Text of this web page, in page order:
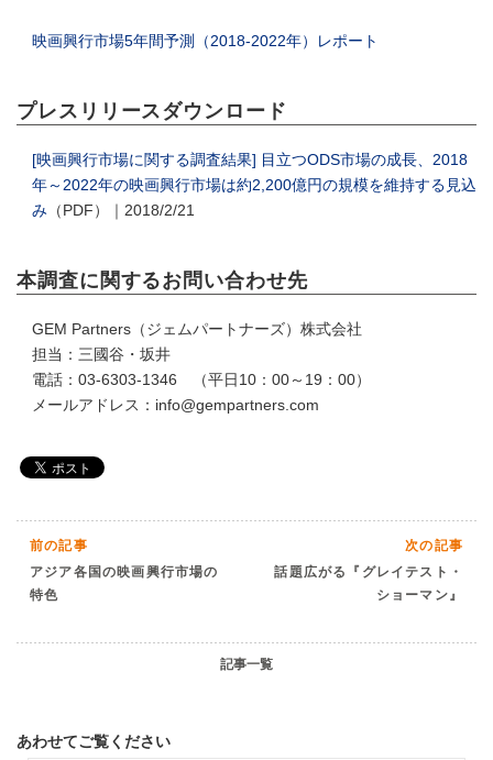
映画興行市場5年間予測（2018-2022年）レポート
プレスリリースダウンロード
[映画興行市場に関する調査結果] 目立つODS市場の成長、2018
年～2022年の映画興行市場は約2,200億円の規模を維持する見込
み （PDF）｜2018/2/21
本調査に関するお問い合わせ先
GEM Partners（ジェムパートナーズ）株式会社
担当：三國谷・坂井
電話：03-6303-1346 （平日10：00～19：00）
メールアドレス：info@gempartners.com
前の記事
アジア各国の映画興行市場の
特色
次の記事
話題広がる『グレイテスト・
ショーマン』
記事一覧
あわせてご覧ください